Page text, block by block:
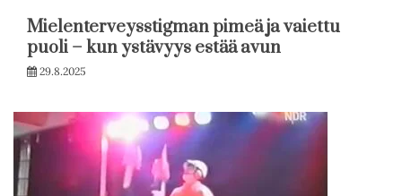
Mielenterveysstigman pimeä ja vaiettu
puoli – kun ystävyys estää avun
29.8.2025